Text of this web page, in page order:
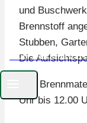
TUS
und
Brennstoff
Stubben,
Die
Das
Uhr bis 12.00